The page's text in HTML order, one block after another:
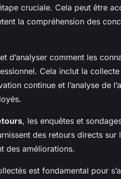
cruciale. Cela peut être
la compréhension des
d’analyser comment les
Cela inclut la
continue et l’analyse de
, les enquêtes et
des retours directs sur
des améliorations.
est fondamental pour